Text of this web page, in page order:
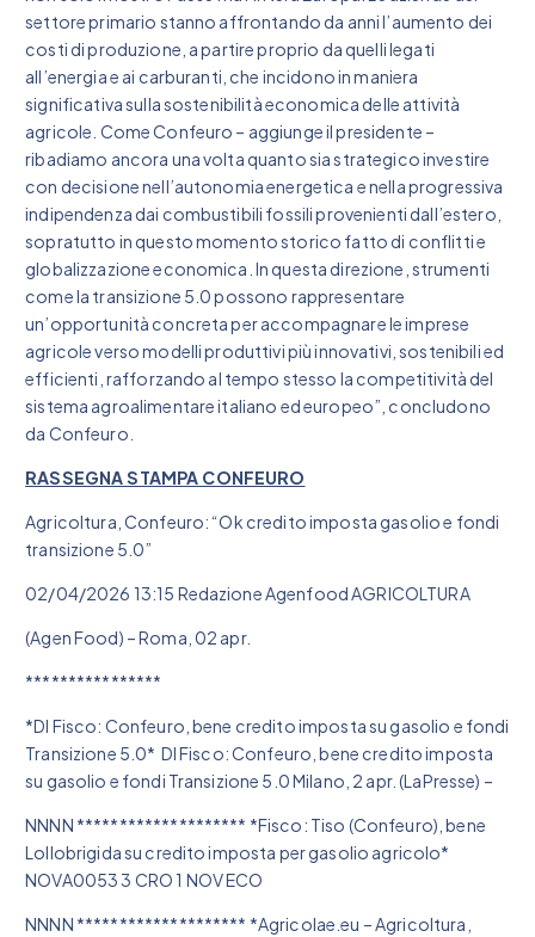
settore primario stanno affrontando da anni l’aumento dei
costi di produzione, a partire proprio da quelli legati
all’energia e ai carburanti, che incidono in maniera
significativa sulla sostenibilità economica delle attività
agricole. Come Confeuro – aggiunge il presidente –
ribadiamo ancora una volta quanto sia strategico investire
con decisione nell’autonomia energetica e nella progressiva
indipendenza dai combustibili fossili provenienti dall’estero,
sopratutto in questo momento storico fatto di conflitti e
globalizzazione economica. In questa direzione, strumenti
come la transizione 5.0 possono rappresentare
un’opportunità concreta per accompagnare le imprese
agricole verso modelli produttivi più innovativi, sostenibili ed
efficienti, rafforzando al tempo stesso la competitività del
sistema agroalimentare italiano ed europeo”, concludono
da Confeuro.
RASSEGNA STAMPA CONFEURO
Agricoltura, Confeuro: “Ok credito imposta gasolio e fondi
transizione 5.0”
02/04/2026 13:15 Redazione Agenfood AGRICOLTURA
(Agen Food) – Roma, 02 apr.
****************
*Dl Fisco: Confeuro, bene credito imposta su gasolio e fondi
Transizione 5.0* Dl Fisco: Confeuro, bene credito imposta
su gasolio e fondi Transizione 5.0 Milano, 2 apr. (LaPresse) –
NNNN ******************** *Fisco: Tiso (Confeuro), bene
Lollobrigida su credito imposta per gasolio agricolo*
NOVA0053 3 CRO 1 NOV ECO
NNNN ******************** *Agricolae.eu – Agricoltura,